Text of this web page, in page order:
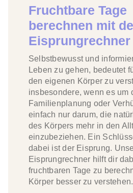
Fruchtbare Tage
berechnen mit
Eisprungrechner
Selbstbewusst und
Leben zu gehen, bedeutet
den eigenen Körper zu
insbesondere, wenn es um
Familienplanung oder
einfach nur darum, die
des Körpers mehr in den
einzubeziehen. Ein
dabei ist der Eisprung.
Eisprungrechner hilft dir
fruchtbaren Tage zu
Körper besser zu verstehen.